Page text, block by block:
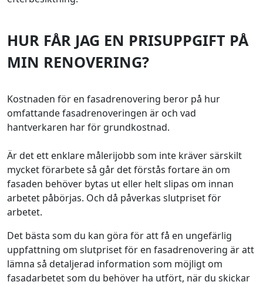
HUR FÅR JAG EN PRISUPPGIFT PÅ
MIN RENOVERING?
Kostnaden för en fasadrenovering beror på hur
omfattande fasadrenoveringen är och vad
hantverkaren har för grundkostnad.
Är det ett enklare målerijobb som inte kräver särskilt
mycket förarbete så går det förstås fortare än om
fasaden behöver bytas ut eller helt slipas om innan
arbetet påbörjas. Och då påverkas slutpriset för
arbetet.
Det bästa som du kan göra för att få en ungefärlig
uppfattning om slutpriset för en fasadrenovering är att
lämna så detaljerad information som möjligt om
fasadarbetet som du behöver ha utfört, när du skickar